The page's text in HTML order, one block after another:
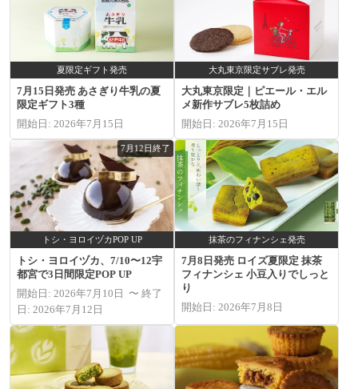
夏限定ギフト発売
7月15日発売 あさぎり牛乳の夏
限定ギフト3種
開始日: 2026年7月15日
大丸東京限定サブレ発売
大丸東京限定｜ピエール・エル
メ新作サブレ5枚詰め
開始日: 2026年7月15日
7月12日終了
トシ・ヨロイヅカPOP UP
トシ・ヨロイヅカ、7/10〜12宇
都宮で3日間限定POP UP
開始日: 2026年7月10日 〜 終了
日: 2026年7月12日
抹茶のフィナンシェ発売
7月8日発売 ロイズ夏限定 抹茶
フィナンシェ 小豆入りでしっと
り
開始日: 2026年7月8日